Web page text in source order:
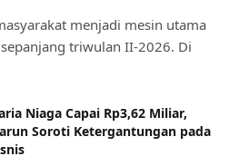
menjadi mesin utama
triwulan II-2026. Di
Niaga Capai Rp3,62 Miliar,
Soroti Ketergantungan pada